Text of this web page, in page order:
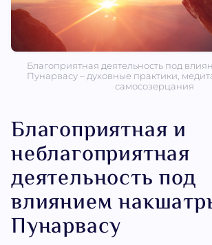
Благоприятная деятельность под
Пунарвасу – духовные практики,
самосозерцания
Благоприятная и
неблагоприятная
деятельность под
влиянием
Пунарвасу